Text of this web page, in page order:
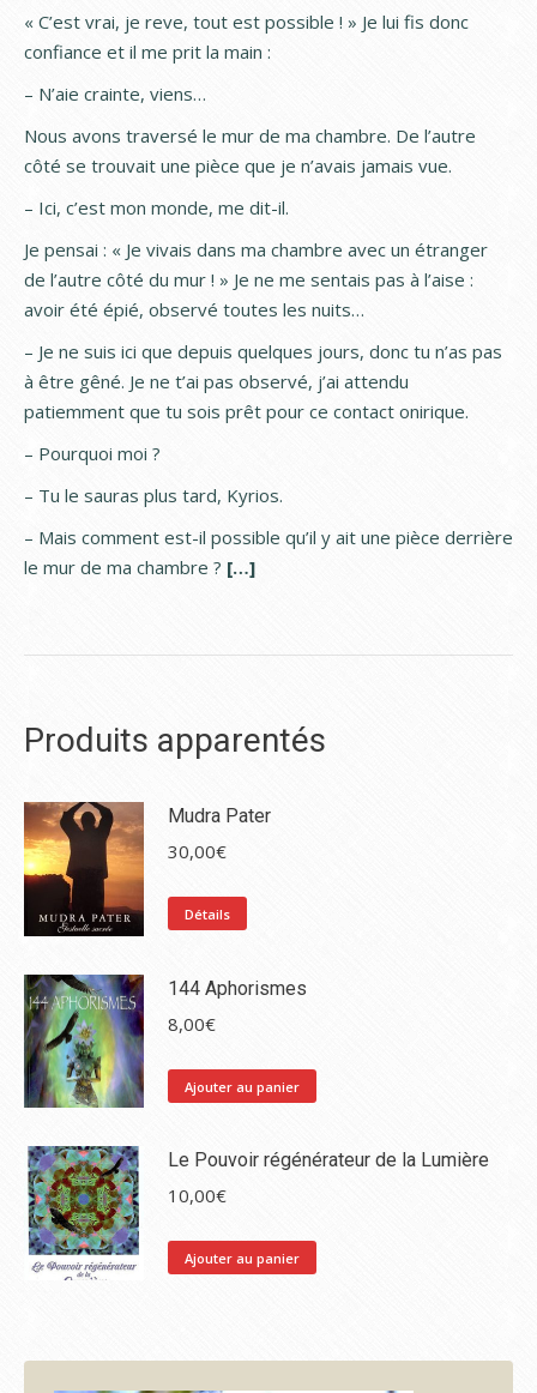
« C’est vrai, je reve, tout est possible ! » Je lui fis donc
confiance et il me prit la main :
– N’aie crainte, viens…
Nous avons traversé le mur de ma chambre. De l’autre
côté se trouvait une pièce que je n’avais jamais vue.
– Ici, c’est mon monde, me dit-il.
Je pensai : « Je vivais dans ma chambre avec un étranger
de l’autre côté du mur ! » Je ne me sentais pas à l’aise :
avoir été épié, observé toutes les nuits…
– Je ne suis ici que depuis quelques jours, donc tu n’as pas
à être gêné. Je ne t’ai pas observé, j’ai attendu
patiemment que tu sois prêt pour ce contact onirique.
– Pourquoi moi ?
– Tu le sauras plus tard, Kyrios.
– Mais comment est-il possible qu’il y ait une pièce derrière
le mur de ma chambre ? […]
Produits apparentés
Mudra Pater
30,00€
Détails
144 Aphorismes
8,00€
Ajouter au panier
Le Pouvoir régénérateur de la Lumière
10,00€
Ajouter au panier